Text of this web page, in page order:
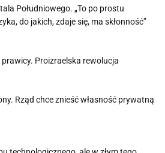
Południowego. „To po prostu
do jakich, zdaje się, ma skłonność”
Proizraelska rewolucja
Rząd chce znieść własność prywatną